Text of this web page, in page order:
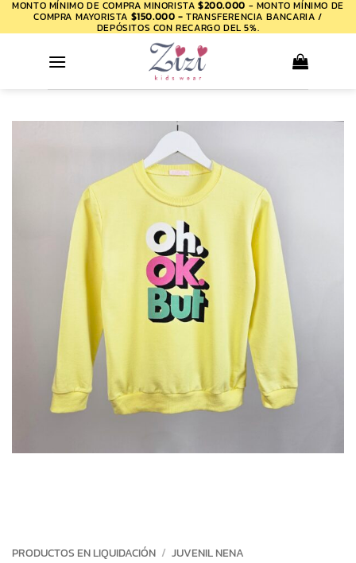
Saltar
al
MONTO MÍNIMO DE COMPRA MINORISTA$200.000 - MONTO MÍNIMO DE
COMPRA MAYORISTA $150.000 - TRANSFERENCIA BANCARIA /
DEPÓSITOS CON RECARGO DEL 5%.
PRODUCTOS EN LIQUIDACIÓN / JUVENIL NENA